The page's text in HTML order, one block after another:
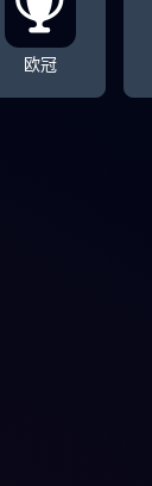
欧冠